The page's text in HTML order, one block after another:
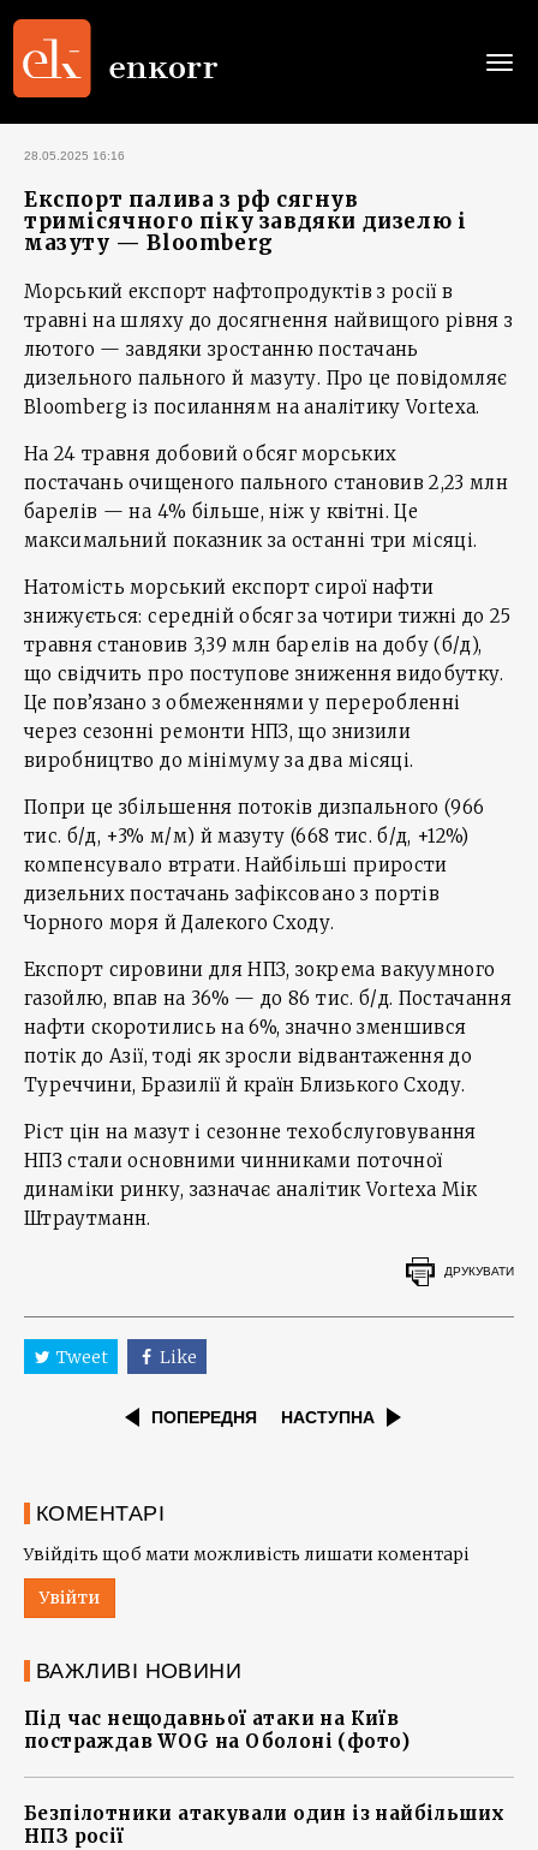
28.05.2025 16:16
Експорт палива з рф сягнув
тримісячного піку завдяки дизелю і
мазуту — Bloomberg
Морський експорт нафтопродуктів з росії в
травні на шляху до досягнення найвищого рівня з
лютого — завдяки зростанню постачань
дизельного пального й мазуту. Про це повідомляє
Bloomberg із посиланням на аналітику Vortexa.
На 24 травня добовий обсяг морських
постачань очищеного пального становив 2,23 млн
барелів — на 4% більше, ніж у квітні. Це
максимальний показник за останні три місяці.
Натомість морський експорт сирої нафти
знижується: середній обсяг за чотири тижні до 25
травня становив 3,39 млн барелів на добу (б/д),
що свідчить про поступове зниження видобутку.
Це пов’язано з обмеженнями у переробленні
через сезонні ремонти НПЗ, що знизили
виробництво до мінімуму за два місяці.
Попри це збільшення потоків дизпального (966
тис. б/д, +3% м/м) й мазуту (668 тис. б/д, +12%)
компенсувало втрати. Найбільші прирости
дизельних постачань зафіксовано з портів
Чорного моря й Далекого Сходу.
Експорт сировини для НПЗ, зокрема вакуумного
газойлю, впав на 36% — до 86 тис. б/д. Постачання
нафти скоротились на 6%, значно зменшився
потік до Азії, тоді як зросли відвантаження до
Туреччини, Бразилії й країн Близького Сходу.
Ріст цін на мазут і сезонне техобслуговування
НПЗ стали основними чинниками поточної
динаміки ринку, зазначає аналітик Vortexa Мік
Штраутманн.
ДРУКУВАТИ
Tweet Like
ПОПЕРЕДНЯ НАСТУПНА
КОМЕНТАРІ
Увійдіть щоб мати можливість лишати коментарі
Увійти
ВАЖЛИВІ НОВИНИ
Під час нещодавньої атаки на Київ
постраждав WOG на Оболоні (фото)
Безпілотники атакували один із найбільших
НПЗ росії